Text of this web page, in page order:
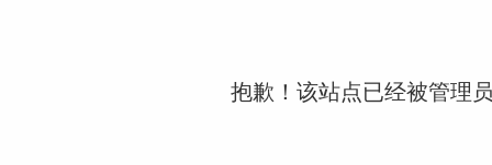
抱歉！该站点已经被管理